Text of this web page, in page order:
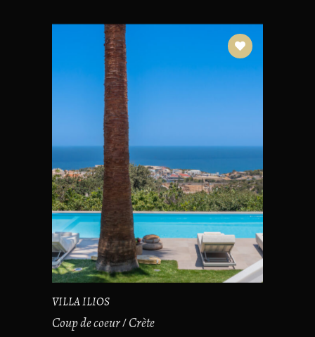
VILLA ILIOS
Coup de coeur Crète